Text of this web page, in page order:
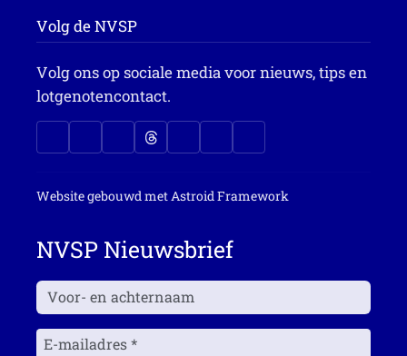
Volg de NVSP
Volg ons op sociale media voor nieuws, tips en
lotgenotencontact.
Website gebouwd metAstroid Framework
NVSP Nieuwsbrief